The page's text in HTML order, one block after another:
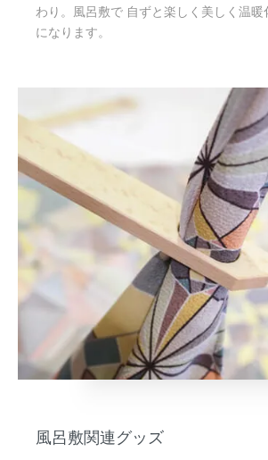
わり。風呂敷で 自ずと楽しく美しく温暖
になります。
風呂敷関連グッズ